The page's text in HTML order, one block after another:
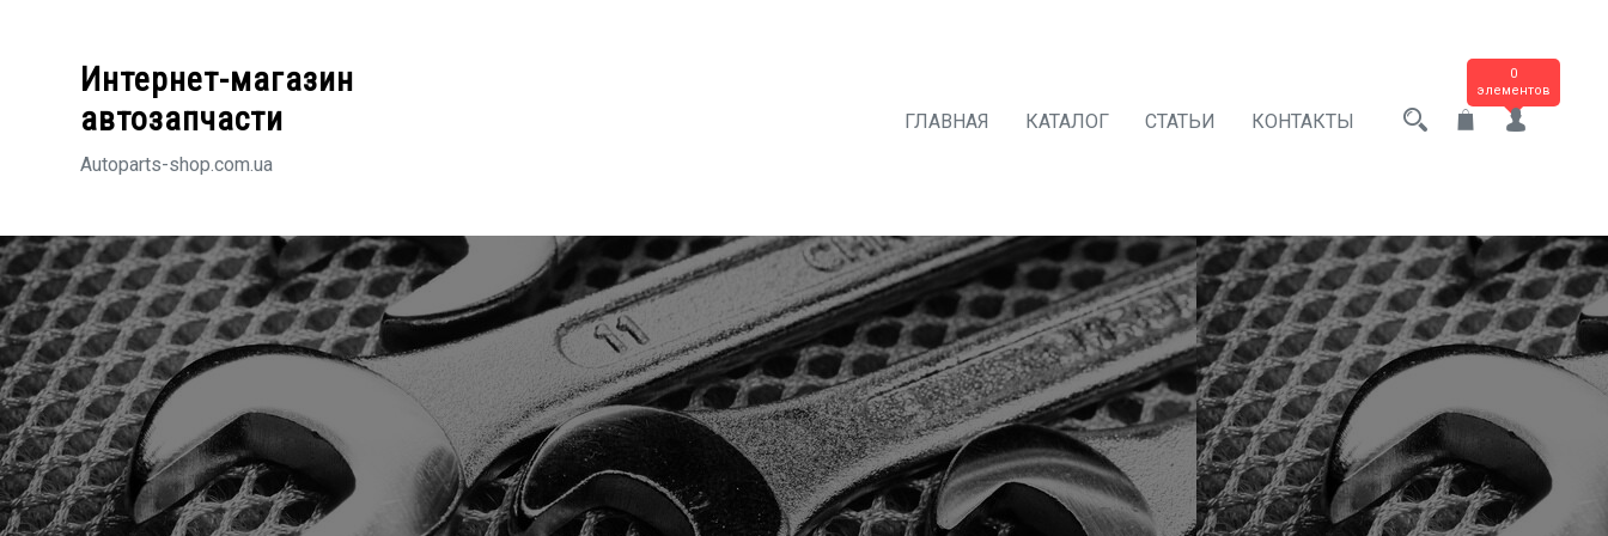
содержимомуИнтернет-магазин
автозапчасти
Autoparts-shop.com.ua
ГЛАВНАЯ КАТАЛОГ СТАТЬИ КОНТАКТЫ
0
элементов